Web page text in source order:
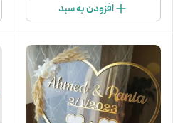
افزودن به سبد